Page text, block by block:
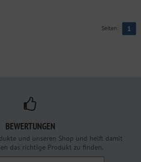
Seiten: 1
BEWERTUNGEN
und unseren Shop und helft damit
das richtige Produkt zu finden.